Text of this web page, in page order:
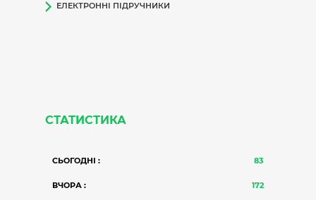
ЕЛЕКТРОННІ ПІДРУЧНИКИ
СТАТИСТИКА
СЬОГОДНІ : 83
ВЧОРА : 172